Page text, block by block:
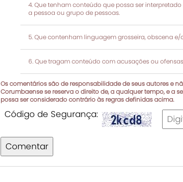
Que tenham conteúdo que possa ser
a pessoa ou grupo de pessoas.
Que contenham linguagem grosseira, obscena
Que tragam conteúdo com acusações ou
Os comentários são de responsabilidade de seus autores e
Corumbaense se reserva o direito de, a qualquer tempo, e a
possa ser considerado contrário às regras definidas acima.
Código de Segurança:
Comentar